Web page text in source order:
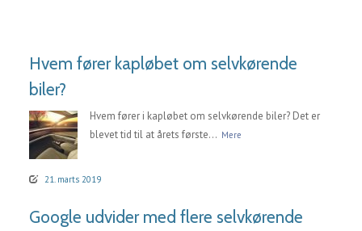
Hvem fører kapløbet om selvkørende
biler?
Hvem fører i kapløbet om selvkørende biler? Det er
blevet tid til at årets første... Mere
21. marts 2019
Google udvider med flere selvkørende